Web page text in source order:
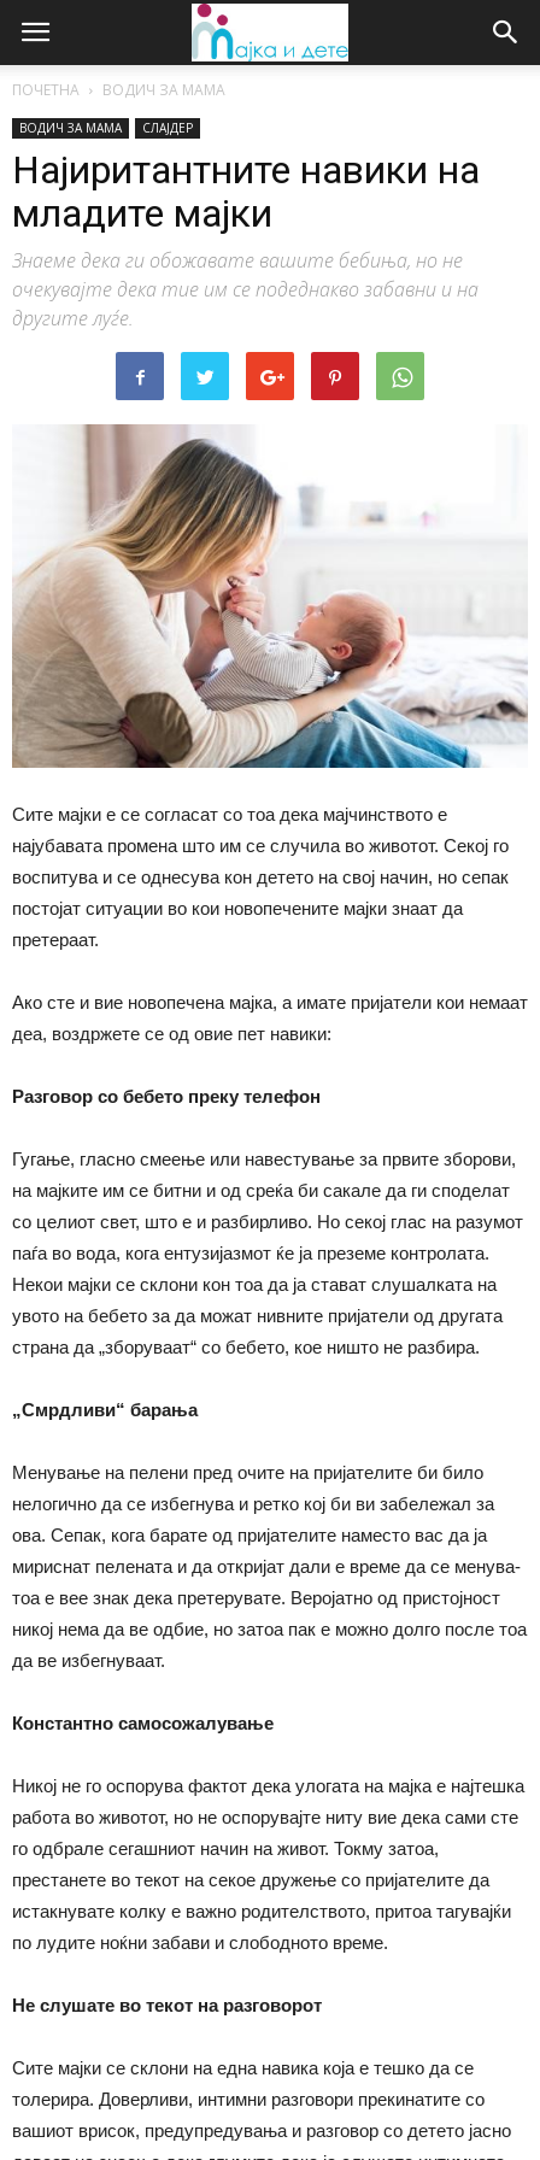
ПОЧЕТНА ВОДИЧ ЗА МАМА
ВОДИЧ ЗА МАМА СЛАЈДЕР
Најиритантните навики на
младите мајки
Знаеме дека ги обожавате вашите бебиња, но не
очекувајте дека тие им се подеднакво забавни и на
другите луѓе.
Сите мајки е се согласат со тоа дека мајчинството е
најубавата промена што им се случила во животот. Секој го
воспитува и се однесува кон детето на свој начин, но сепак
постојат ситуации во кои новопечените мајки знаат да
претераат.
Ако сте и вие новопечена мајка, а имате пријатели кои немаат
деа, воздржете се од овие пет навики:
Разговор со бебето преку телефон
Гугање, гласно смеење или навестување за првите зборови,
на мајките им се битни и од среќа би сакале да ги споделат
со целиот свет, што е и разбирливо. Но секој глас на разумот
паѓа во вода, кога ентузијазмот ќе ја преземе контролата.
Некои мајки се склони кон тоа да ја стават слушалката на
увото на бебето за да можат нивните пријатели од другата
страна да „зборуваат“ со бебето, кое ништо не разбира.
„Смрдливи“ барања
Менување на пелени пред очите на пријателите би било
нелогично да се избегнува и ретко кој би ви забележал за
ова. Сепак, кога барате од пријателите наместо вас да ја
мириснат пелената и да откријат дали е време да се менува-
тоа е вее знак дека претерувате. Веројатно од пристојност
никој нема да ве одбие, но затоа пак е можно долго после тоа
да ве избегнуваат.
Константно самосожалување
Никој не го оспорува фактот дека улогата на мајка е најтешка
работа во животот, но не оспорувајте ниту вие дека сами сте
го одбрале сегашниот начин на живот. Токму затоа,
престанете во текот на секое дружење со пријателите да
истакнувате колку е важно родителството, притоа тагувајќи
по лудите ноќни забави и слободното време.
Не слушате во текот на разговорот
Сите мајки се склони на една навика која е тешко да се
толерира. Доверливи, интимни разговори прекинатите со
вашиот врисок, предупредувања и разговор со детето јасно